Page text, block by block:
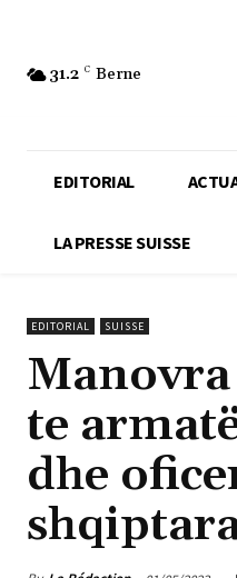
31.2 C Berne
EDITORIAL
LA PRESSE SUISSE
EDITORIAL SUISSE
te
dhe